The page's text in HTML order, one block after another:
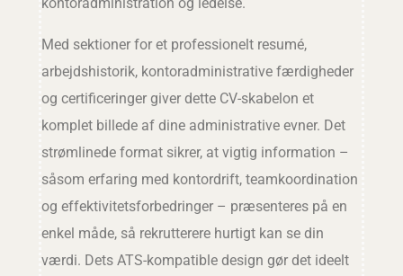
Med sektioner for et professionelt resumé,
arbejdshistorik, kontoradministrative færdigheder
og certificeringer giver dette CV-skabelon et
komplet billede af dine administrative evner. Det
strømlinede format sikrer, at vigtig information –
såsom erfaring med kontordrift, teamkoordination
og effektivitetsforbedringer – præsenteres på en
enkel måde, så rekrutterere hurtigt kan se din
værdi. Dets ATS-kompatible design gør det ideelt